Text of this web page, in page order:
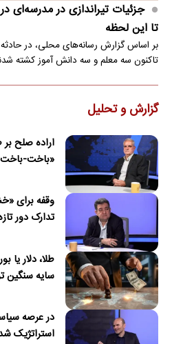
تا این لحظه
بر اساس گزارش رسانه‌های محلی، در حادثه
تاکنون سه معلم و سه دانش آموز کشته
گزارش و تحلیل
اراده صلح
«باخت-
وقفه برای
تدارک دور
طلا، دلار یا
سایه سنگین
در عرصه
استراتژیک